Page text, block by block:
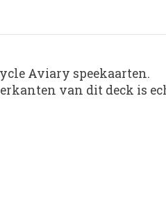
Aviary speekaarten.
van dit deck is